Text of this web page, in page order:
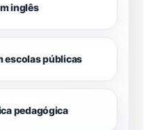
inglês
escolas públicas
pedagógica